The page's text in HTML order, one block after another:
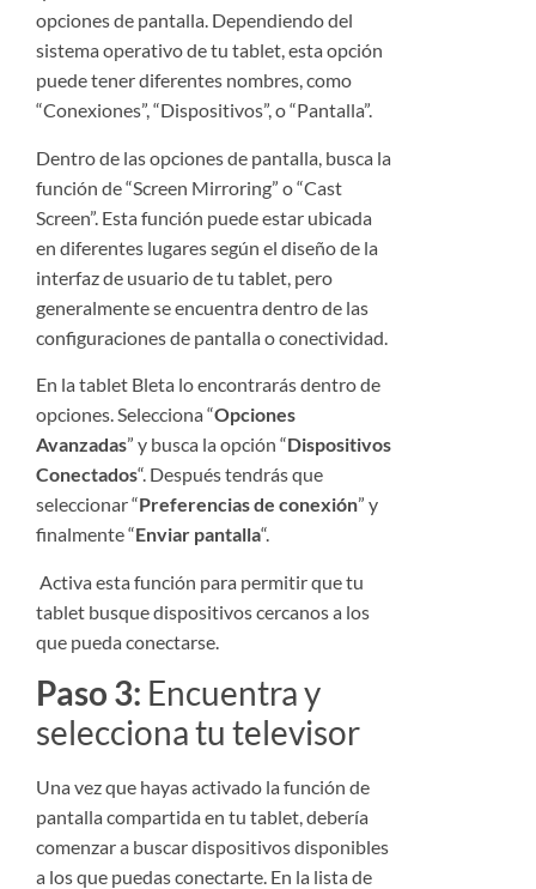
opciones de pantalla. Dependiendo del
sistema operativo de tu tablet, esta opción
puede tener diferentes nombres, como
“Conexiones”, “Dispositivos”, o “Pantalla”.
Dentro de las opciones de pantalla, busca la
función de “Screen Mirroring” o “Cast
Screen”. Esta función puede estar ubicada
en diferentes lugares según el diseño de la
interfaz de usuario de tu tablet, pero
generalmente se encuentra dentro de las
configuraciones de pantalla o conectividad.
En la tablet Bleta lo encontrarás dentro de
opciones. Selecciona “Opciones
Avanzadas” y busca la opción “Dispositivos
Conectados“. Después tendrás que
seleccionar “Preferencias de conexión” y
finalmente “Enviar pantalla“.
Activa esta función para permitir que tu
tablet busque dispositivos cercanos a los
que pueda conectarse.
Paso 3: Encuentra y
selecciona tu televisor
Una vez que hayas activado la función de
pantalla compartida en tu tablet, debería
comenzar a buscar dispositivos disponibles
a los que puedas conectarte. En la lista de